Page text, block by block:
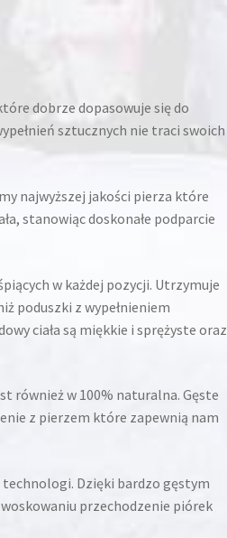
dobrze dopasowuje się do
sztucznych nie traci swoich
najwyższej jakości pierza które
stanowiąc doskonałe podparcie
w każdej pozycji. Utrzymuje
poduszki z wypełnieniem
ciała są miękkie i sprężyste oraz
również w 100% naturalna. Gęste
z pierzem które zapewnią nam
technologi. Dzięki bardzo gęstym
przechodzenie piórek